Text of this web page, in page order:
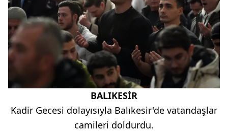
BALIKESİR
Kadir Gecesi dolayısıyla Balıkesir'de vatandaşlar
camileri doldurdu.